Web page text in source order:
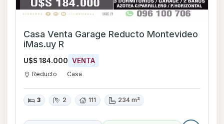
Casa Venta Garage Reducto Montevideo
iMas.uy R
U$S 184.000 VENTA
Reducto Casa
3 2 111 234 m²